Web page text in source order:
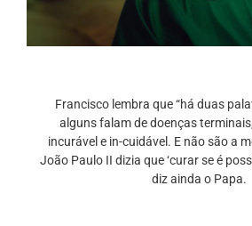
Francisco lembra que “há duas
alguns falam de doenças
incurável e in-cuidável. E não são a
João Paulo II dizia que ‘curar se é
diz ainda o Papa.